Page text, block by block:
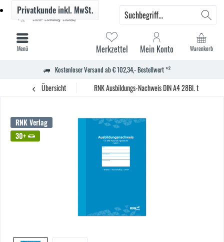
Kostenloser Versand ab € 102,34,- Bestellwert *²
Warenkorb
Merkzettel Mein Konto
Privatkundeinkl. MwSt.
Menü
Übersicht RNK Ausbildungs-Nachweis DIN A4 28Bl. tägliche
RNK Verlag
30+